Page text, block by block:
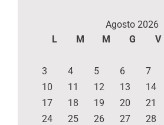
Agosto 2026
L
M M G V
3
4 5 6 7
10
11 12 13 14
17
18 19 20 21
24
25 26 27 28